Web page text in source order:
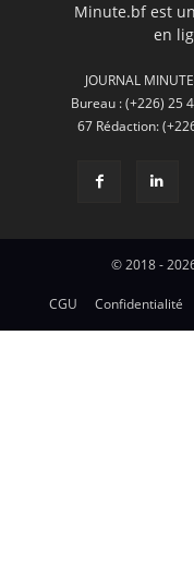
Minute.bf est
en
JOURNAL
Bureau : (+226) 25
67 Rédaction:
© 2018 -
CGU Confidentialité